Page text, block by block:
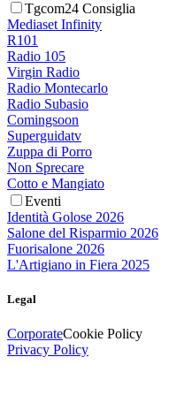
Tgcom24 Consiglia
Mediaset Infinity
R101
Radio 105
Virgin Radio
Radio Montecarlo
Radio Subasio
Comingsoon
Superguidatv
Zuppa di Porro
Non Sprecare
Cotto e Mangiato
Eventi
Identità Golose 2026
Salone del Risparmio 2026
Fuorisalone 2026
L'Artigiano in Fiera 2025
Legal
CorporateCookie Policy
Privacy Policy